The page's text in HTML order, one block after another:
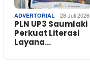
ADVERTORIAL 28 Juli 2026
PLN UP3 Saumlaki
Perkuat Literasi
Layana…